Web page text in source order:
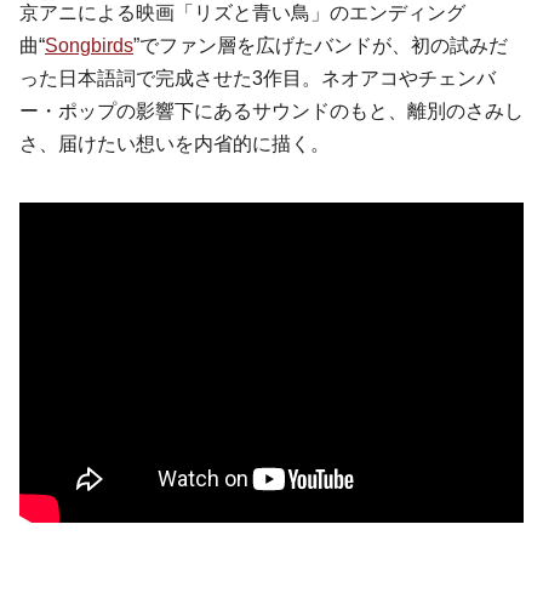
京アニによる映画「リズと青い鳥」のエンディング
曲“Songbirds”でファン層を広げたバンドが、初の試みだ
った日本語詞で完成させた3作目。ネオアコやチェンバ
ー・ポップの影響下にあるサウンドのもと、離別のさみし
さ、届けたい想いを内省的に描く。